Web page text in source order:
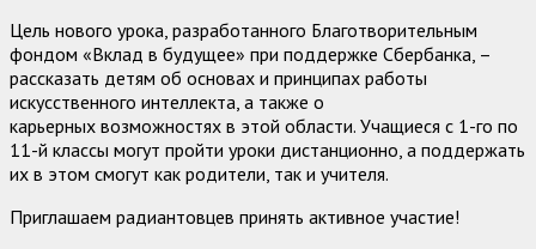
Цель нового урока, разработанного Благотворительным
фондом «Вклад в будущее» при поддержке Сбербанка, –
рассказать детям об основах и принципах работы
искусственного интеллекта, а также о
карьерных возможностях в этой области. Учащиеся с 1-го по
11-й классы могут пройти уроки дистанционно, а поддержать
их в этом смогут как родители, так и учителя.
Приглашаем радиантовцев принять активное участие!